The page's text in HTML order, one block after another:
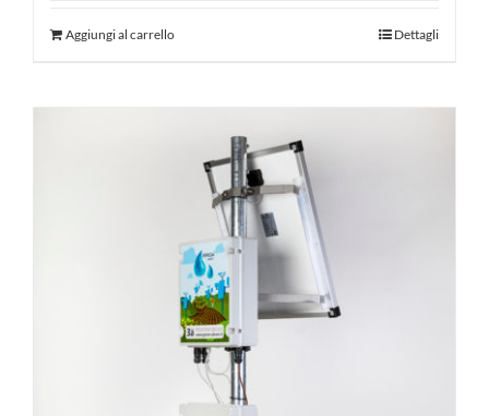
Aggiungi al carrello Dettagli